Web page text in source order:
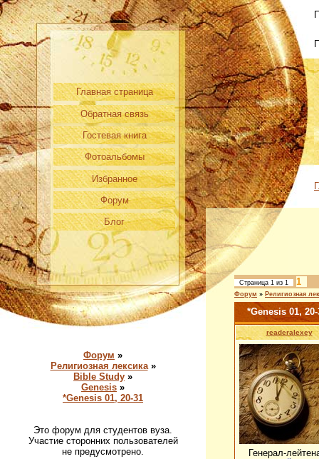
Главная страница
Обратная связь
Гостевая книга
Фотоальбомы
Избранное
Форум
Блог
Форум »
Религиозная лексика»
Bible Study »
Genesis »
*Genesis 01, 20-31
Это форум для студентов вуза.
Участие сторонних пользователей
не предусмотрено.
Страница 1 из 1 1
Форум » Религиозная
*Genesis 01, 20-
readeralexey
Генерал-